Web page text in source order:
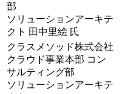
部
ソリューションアーキテ
クト 田中里絵 氏
クラスメソッド株式会社
クラウド事業本部 コン
サルティング部
ソリューションアーキテ